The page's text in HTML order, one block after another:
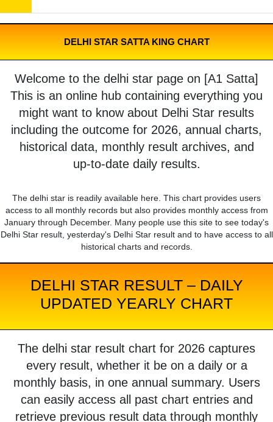
DELHI STAR SATTA KING CHART
Welcome to the delhi star page on [A1 Satta]
This is an online hub containing everything you
might want to know about Delhi Star results
including the outcome for 2026, annual charts,
historical data, monthly result archives, and
up-to-date daily results.
The delhi star is readily available here. This chart provides users
access to all monthly records but also provides monthly access from
January through December. Many people use this site to see today's
Delhi Star result, yesterday's Delhi Star result and to have access to all
historical charts and records.
DELHI STAR RESULT – DAILY
UPDATED YEARLY CHART
The delhi star result chart for 2026 captures
every result, whether it be on a daily or a
monthly basis, in one annual summary. Users
can easily access all past chart entries and
retrieve previous result data through monthly